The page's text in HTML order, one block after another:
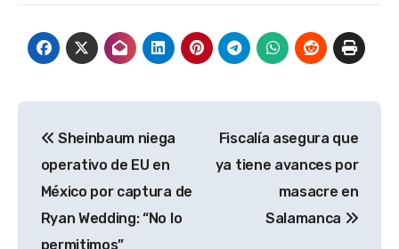
de
entradas
Sheinbaum niega
operativo de EU en
México por captura de
Ryan Wedding: “No lo
permitimos”
Fiscalía asegura que
ya tiene avances por
masacre en
Salamanca